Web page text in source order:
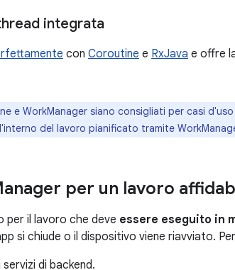
integrata
con Coroutine e RxJava e offre
e WorkManager siano consigliati per casi
del lavoro pianificato tramite
per un lavoro
per il lavoro che deve essere eseguito in
si chiude o il dispositivo viene riavviato.
di backend.